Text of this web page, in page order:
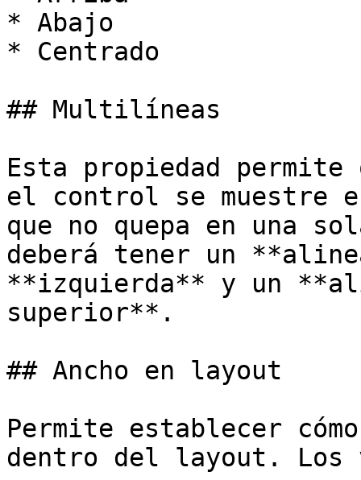
* Abajo
* Centrado
## Multilíneas
Esta propiedad
el control se muestre
que no quepa en una
deberá tener un
**izquierda** y un
superior**.
## Ancho en layout
Permite establecer
dentro del layout. Los